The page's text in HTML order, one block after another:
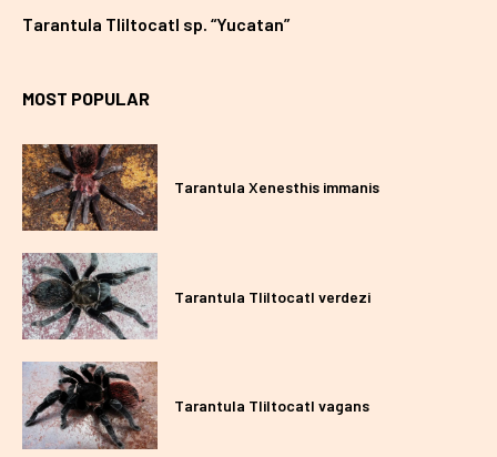
Tarantula Tliltocatl sp. “Yucatan”
MOST POPULAR
Tarantula Xenesthis immanis
Tarantula Tliltocatl verdezi
Tarantula Tliltocatl vagans